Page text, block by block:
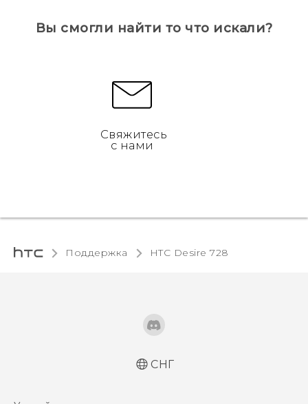
Вы смогли найти то что искали?
Свяжитесь
с нами
Поддержка HTC Desire 728‎
СНГ